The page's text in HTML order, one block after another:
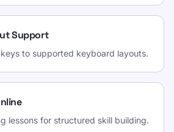
Support
to supported keyboard layouts.
lessons for structured skill building.